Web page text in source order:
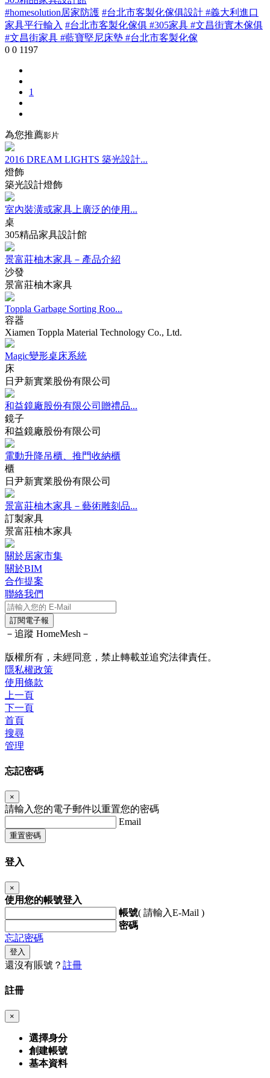
#homesolution居家防護 #台北市客製化傢俱設計 #義大利進口
家具平行輸入 #台北市客製化傢俱 #305家具 #文昌街實木傢俱
#文昌街家具 #藍寶堅尼床墊 #台北市客製化傢
0 0 1197
1
為您推薦影片
2016 DREAM LIGHTS 築光設計...
燈飾
築光設計燈飾
室內裝潢或家具上廣泛的使用...
桌
305精品家具設計館
景富莊柚木家具－產品介紹
沙發
景富莊柚木家具
Toppla Garbage Sorting Roo...
容器
Xiamen Toppla Material Technology Co., Ltd.
Magic變形桌床系統
床
日尹新實業股份有限公司
和益鏡廠股份有限公司贈禮品...
鏡子
和益鏡廠股份有限公司
電動升降吊櫃、推門收納櫃
櫃
日尹新實業股份有限公司
景富莊柚木家具－藝術雕刻品...
訂製家具
景富莊柚木家具
關於居家市集
關於BIM
合作提案
聯絡我們
訂閱電子報
－追蹤 HomeMesh－
版權所有，未經同意，禁止轉載並追究法律責任。
隱私權政策
使用條款
上一頁
下一頁
首頁
搜尋
管理
忘記密碼
×
請輸入您的電子郵件以重置您的密碼
Email
重置密碼
登入
×
使用您的帳號登入
帳號( 請輸入E-Mail )
密碼
忘記密碼
登入
還沒有賬號？ 註冊
註冊
×
選擇身分
創建帳號
基本資料